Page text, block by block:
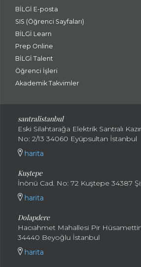
BİLGİ E-posta
SIS (Öğrenci Sayfaları)
BİLGİ Learn
Prep Online
BİLGİ Talent
Öğrenci İşleri
Akademik Takvimler
santralistanbul
Eski Silahtarağa Elektrik Santralı
No: 2/13 34060 Eyüpsultan İstanbul
harita
Kuştepe
İnönü Cad. No: 72 Kuştepe 34387
harita
Dolapdere
Hacıahmet Mahallesi Pir
34440 Beyoğlu İstanbul
harita